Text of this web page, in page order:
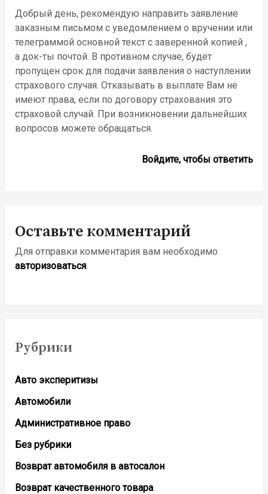
Добрый день, рекомендую направить заявление
заказным письмом с уведомлением о вручении или
телеграммой основной текст с заверенной копией ,
а док-ты почтой. В противном случае, будет
пропущен срок для подачи заявления о наступлении
страхового случая. Отказывать в выплате Вам не
имеют права, если по договору страхования это
страховой случай. При возникновении дальнейших
вопросов можете обращаться.
Войдите, чтобы ответить
Оставьте комментарий
Для отправки комментария вам необходимо
авторизоваться.
Рубрики
Авто эксперитизы
Автомобили
Административное право
Без рубрики
Возврат автомобиля в автосалон
Возврат кaчественного товара